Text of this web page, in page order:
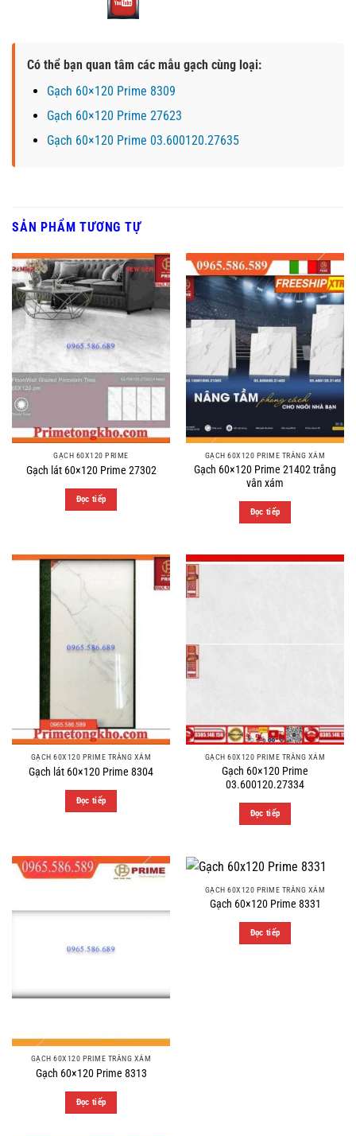
Có thể bạn quan tâm các mẫu gạch cùng loại:
Gạch 60×120 Prime 8309
Gạch 60×120 Prime 27623
Gạch 60×120 Prime 03.600120.27635
SẢN PHẨM TƯƠNG TỰ
GẠCH 60X120 PRIME
Gạch lát 60×120 Prime 27302
Đọc tiếp
GẠCH 60X120 PRIME TRẮNG XÁM
Gạch 60×120 Prime 21402 trắng
vân xám
Đọc tiếp
GẠCH 60X120 PRIME TRẮNG XÁM
Gạch lát 60×120 Prime 8304
Đọc tiếp
GẠCH 60X120 PRIME TRẮNG XÁM
Gạch 60×120 Prime
03.600120.27334
Đọc tiếp
GẠCH 60X120 PRIME TRẮNG XÁM
Gạch 60×120 Prime 8313
Đọc tiếp
GẠCH 60X120 PRIME TRẮNG XÁM
Gạch 60×120 Prime 8331
Đọc tiếp